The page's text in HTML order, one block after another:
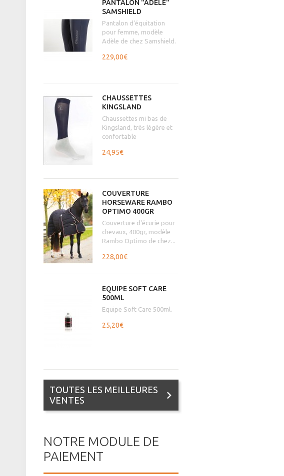
PANTALON "ADÈLE"
SAMSHIELD
Pantalon d'équitation
pour femme, modèle
Adèle de chez Samshield.
229,00€
CHAUSSETTES
KINGSLAND
Chaussettes mi bas de
Kingsland, très légère et
confortable
24,95€
COUVERTURE
HORSEWARE RAMBO
OPTIMO 400GR
Couverture d'écurie pour
chevaux, 400gr, modèle
Rambo Optimo de chez...
228,00€
EQUIPE SOFT CARE
500ML
Equipe Soft Care 500ml.
25,20€
TOUTES LES MEILLEURES
VENTES
NOTRE MODULE DE
PAIEMENT